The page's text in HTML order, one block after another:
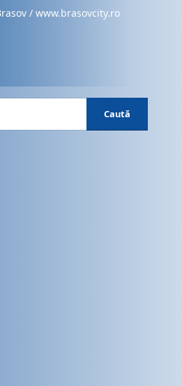
/ www.brasovcity.ro
Caută